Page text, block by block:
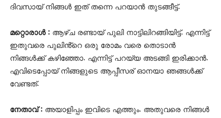
ദിവസായ് നിങ്ങൾ ഇത് തന്നെ പറയാൻ തുടങ്ങീട്ട്.
മറ്റൊരാൾ : ആഴ്ച രണ്ടായ് പുലി നാട്ടിലിറങ്ങിയിട്ട്. എന്നിട്ട്
ഇതുവരെ പുലിൻ്റെ ഒരു രോമം വരെ തൊടാൻ
നിങ്ങൾക്ക് കഴിഞ്ഞോ. എന്നിട്ട് പറയ്യ അടങ്ങി ഇരിക്കാൻ.
എവിടെപ്പോയ് നിങ്ങളുടെ ആപ്പീസര് ഓനയാ ഞങ്ങൾക്ക്
വേണ്ടത്.
നേതാവ് : അയാളിപ്പം ഇവിടെ എത്തും. അതുവരെ നിങ്ങൾ